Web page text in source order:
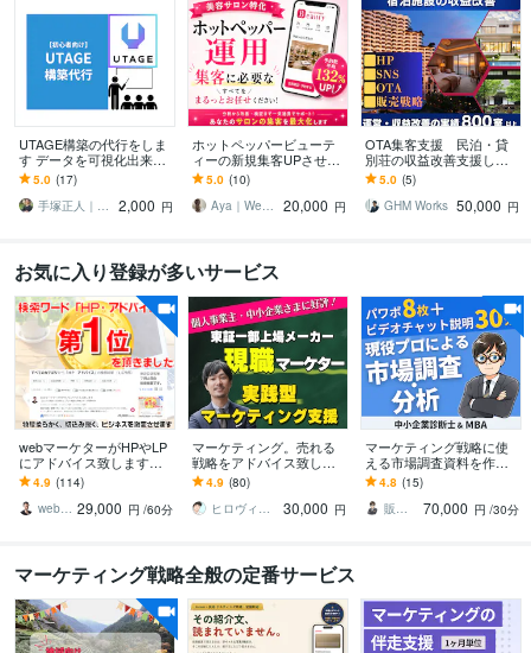
UTAGE構築の代行をしま
す データを可視化出来る
UTAGEファネル構築しま
す
5.0 (17)
手塚正人｜UTAGE✖️データ分析
2,000 円
ホットペッパービューテ
ィーの新規集客UPさせま
す “掲載しているだけ”の
ホットペッパー、卒業し
ませんか？
5.0 (10)
Aya｜Webマーケッター
20,000 円
OTA集客支援 民泊・貸
別荘の収益改善支援しま
す 【800室以上】WEB集
客全般、OTA運用サポー
トします
5.0 (5)
GHM Works 50,000 円
お気に入り登録が多いサービス
webマーケターがHPやLP
にアドバイス致します
【コンサル初めての方向
け】プロへ相談＆詳細レ
ポート特典付き
4.9 (114)
webマーケコンサルタント 若林 潤 29,000 円 /60分
マーケティング。売れる
戦略をアドバイス致しま
す 一部上場企業の現職マ
ーケター。戦略アドバイ
スから資料添削まで
4.9 (80)
ヒロヴィンチ
30,000 円
マーケティング戦略に使
える市場調査資料を作成
します 〜パワポ作成+約3
0分のビデオチャットによ
る内容解説付き〜
4.8 (15)
販売戦略構築プロデューサー ぴろ吉
70,000 円 /30分
マーケティング戦略全般の定番サービス